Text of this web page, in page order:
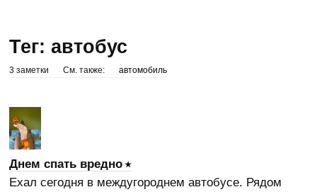
Тег: автобус
3 заметки См. также: автомобиль
Днем спать вредно
Ехал сегодня в междугороднем автобусе. Рядом